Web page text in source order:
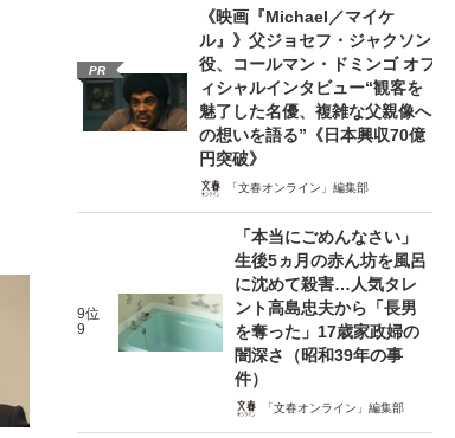
PR
《映画『Michael／マイケ
ル』》父ジョセフ・ジャクソン
役、コールマン・ドミンゴ オフ
ィシャルインタビュー“観客を
魅了した名優、複雑な父親像へ
の想いを語る”《日本興収70億
円突破》
「文春オンライン」編集部
9位
9
「本当にごめんなさい」
生後5ヵ月の赤ん坊を風呂
に沈めて殺害…人気タレ
ント高島忠夫から「長男
を奪った」17歳家政婦の
闇深さ（昭和39年の事
件）
「文春オンライン」編集部